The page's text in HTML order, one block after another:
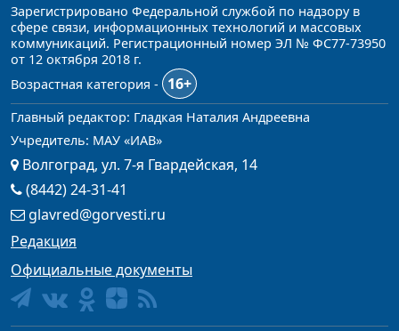
Зарегистрировано Федеральной службой по надзору в
сфере связи, информационных технологий и массовых
коммуникаций. Регистрационный номер ЭЛ № ФС77-73950
от 12 октября 2018 г.
Возрастная категория -
16+
Главный редактор: Гладкая Наталия Андреевна
Учредитель: МАУ «ИАВ»
Волгоград, ул. 7-я Гвардейская, 14
(8442) 24-31-41
glavred@gorvesti.ru
Редакция
Официальные документы